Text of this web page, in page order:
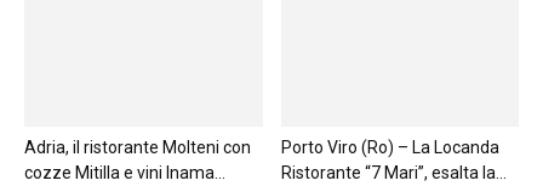
Adria, il ristorante Molteni con
cozze Mitilla e vini Inama...
Porto Viro (Ro) – La Locanda
Ristorante “7 Mari”, esalta la...